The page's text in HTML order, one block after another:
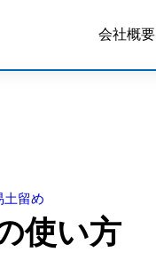
会社概要
土留め
使い方